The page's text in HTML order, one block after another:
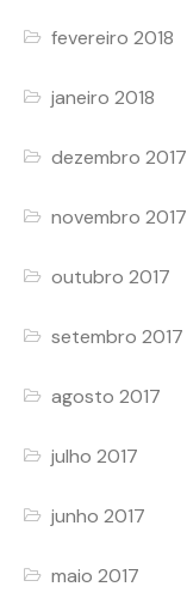
fevereiro 2018
janeiro 2018
dezembro 2017
novembro 2017
outubro 2017
setembro 2017
agosto 2017
julho 2017
junho 2017
maio 2017